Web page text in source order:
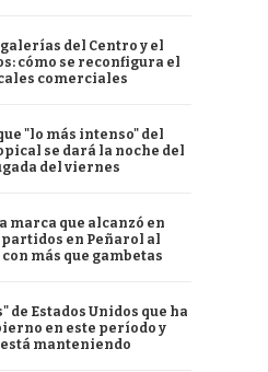
galerías del Centro y el
cómo se reconfigura el
comerciales
"lo más intenso" del
se dará la noche del
del viernes
marca que alcanzó en
en Peñarol al
más que gambetas
de Estados Unidos que ha
en este período y
manteniendo